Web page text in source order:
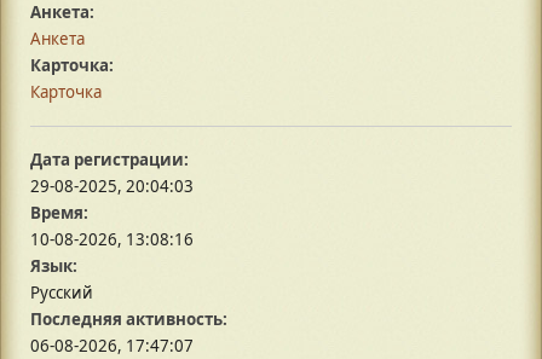
Анкета:
Анкета
Карточка:
Карточка
Дата регистрации:
29-08-2025, 20:04:03
Время:
10-08-2026, 13:08:16
Язык:
Русский
Последняя активность:
06-08-2026, 17:47:07